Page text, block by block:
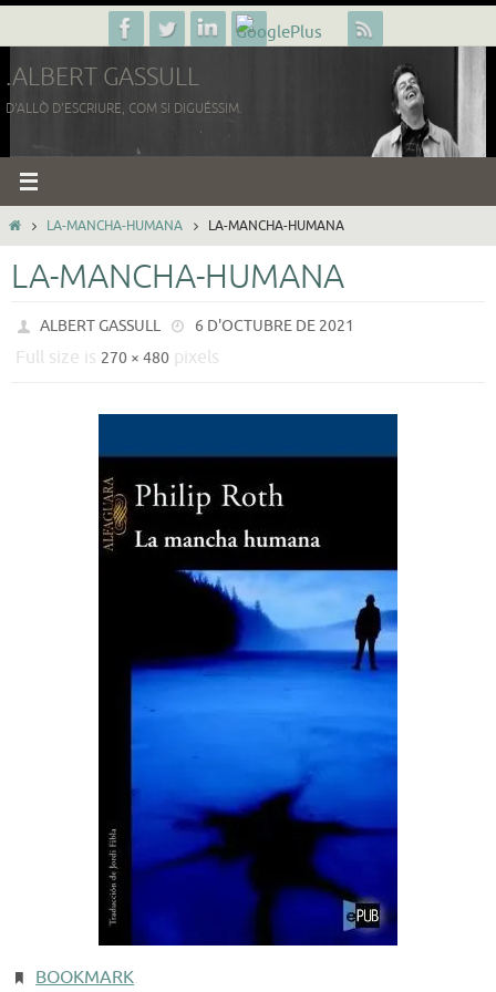
to
content
.ALBERT GASSULL
D'ALLÒ D'ESCRIURE, COM SI DIGUÉSSIM.
HOMELA-MANCHA-HUMANA LA-MANCHA-HUMANA
LA-MANCHA-HUMANA
ALBERT GASSULL 6 D'OCTUBRE DE 2021
Full size is 270 × 480 pixels
BOOKMARK